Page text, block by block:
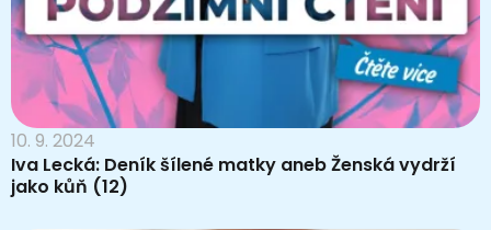
10. 9. 2024
Iva Lecká: Deník šílené matky aneb Ženská vydrží
jako kůň (12)